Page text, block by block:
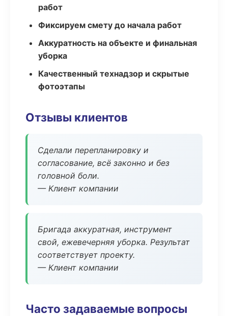
работ
Фиксируем смету до начала работ
Аккуратность на объекте и финальная
уборка
Качественный технадзор и скрытые
фотоэтапы
Отзывы клиентов
Сделали перепланировку и
согласование, всё законно и без
головной боли.
— Клиент компании
Бригада аккуратная, инструмент
свой, ежевечерняя уборка. Результат
соответствует проекту.
— Клиент компании
Часто задаваемые вопросы